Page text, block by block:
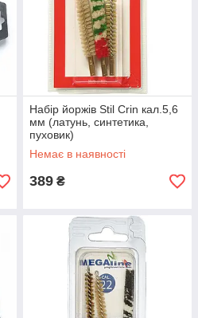
Набір йоржів Stil Crin кал.5,6
мм (латунь, синтетика,
пуховик)
Немає в наявності
389 ₴